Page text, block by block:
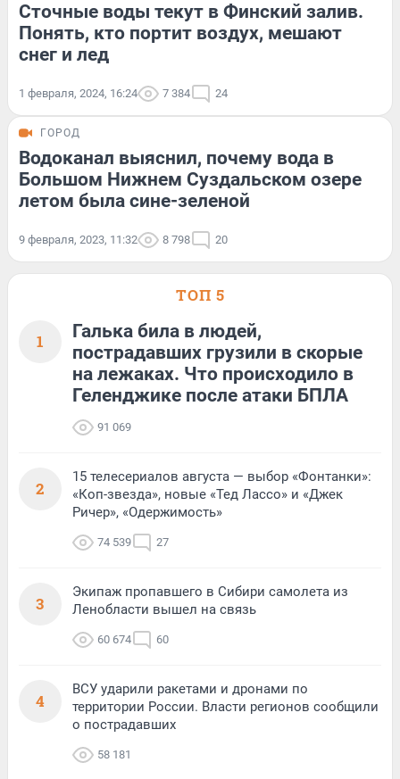
Сточные воды текут в Финский залив.
Понять, кто портит воздух, мешают
снег и лед
1 февраля, 2024, 16:24 7 384 24
ГОРОД
Водоканал выяснил, почему вода в
Большом Нижнем Суздальском озере
летом была сине-зеленой
9 февраля, 2023, 11:32 8 798 20
ТОП 5
1
Галька била в людей,
пострадавших грузили в скорые
на лежаках. Что происходило в
Геленджике после атаки БПЛА
91 069
2
15 телесериалов августа — выбор «Фонтанки»:
«Коп-звезда», новые «Тед Лассо» и «Джек
Ричер», «Одержимость»
74 539 27
3
Экипаж пропавшего в Сибири самолета из
Ленобласти вышел на связь
60 674 60
4
ВСУ ударили ракетами и дронами по
территории России. Власти регионов сообщили
о пострадавших
58 181